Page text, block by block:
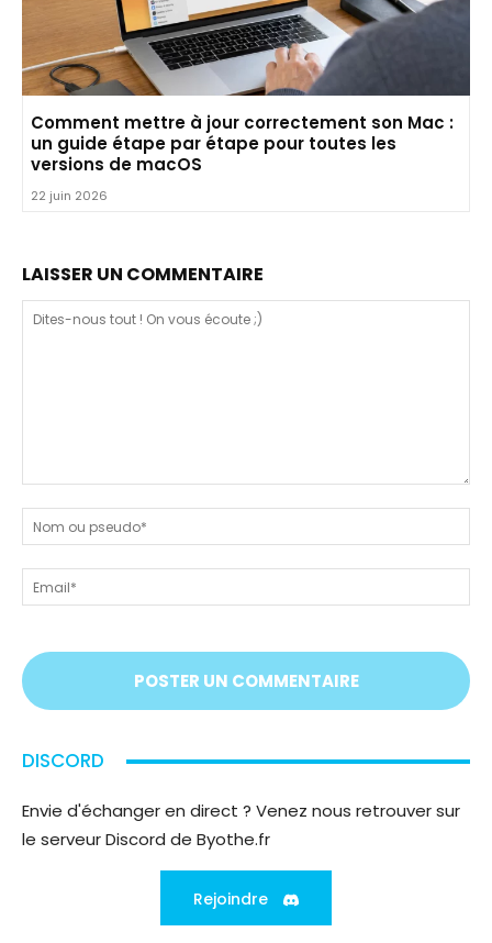
Comment mettre à jour correctement son Mac :
un guide étape par étape pour toutes les
versions de macOS
22 juin 2026
LAISSER UN COMMENTAIRE
nous
tout
!
On
vous
;)
ou
DISCORD
Envie d'échanger en direct ? Venez nous retrouver sur
le serveur Discord de Byothe.fr
Rejoindre